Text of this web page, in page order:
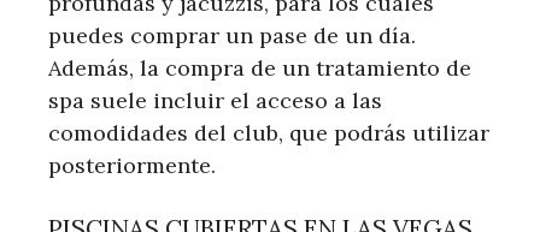
puedes comprar un pase de un día.
Además, la compra de un tratamiento de
spa suele incluir el acceso a las
comodidades del club, que podrás utilizar
posteriormente.